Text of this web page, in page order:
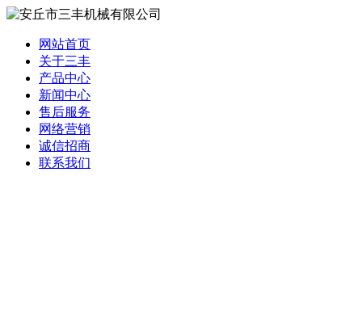
网站首页
关于三丰
产品中心
新闻中心
售后服务
网络营销
诚信招商
联系我们